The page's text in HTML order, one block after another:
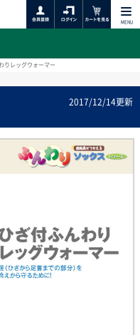
MENU
りレッグウォーマー
2017/12/14更新